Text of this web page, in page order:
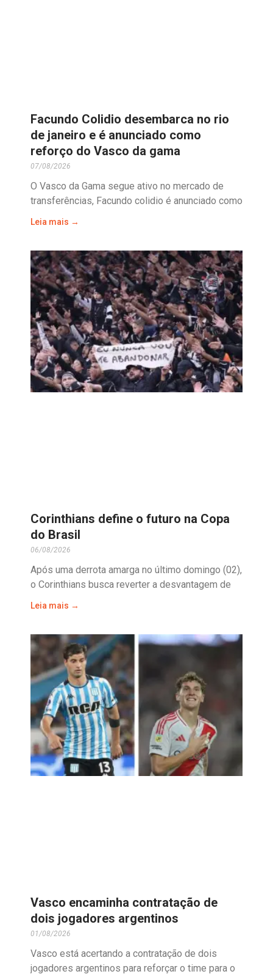
Facundo Colidio desembarca no rio
de janeiro e é anunciado como
reforço do Vasco da gama
07/08/2026
O Vasco da Gama segue ativo no mercado de
transferências, Facundo colidio é anunciado como
Leia mais →
Corinthians define o futuro na Copa
do Brasil
06/08/2026
Após uma derrota amarga no último domingo (02),
o Corinthians busca reverter a desvantagem de
Leia mais →
Vasco encaminha contratação de
dois jogadores argentinos
01/08/2026
Vasco está acertando a contratação de dois
jogadores argentinos para reforçar o time para o